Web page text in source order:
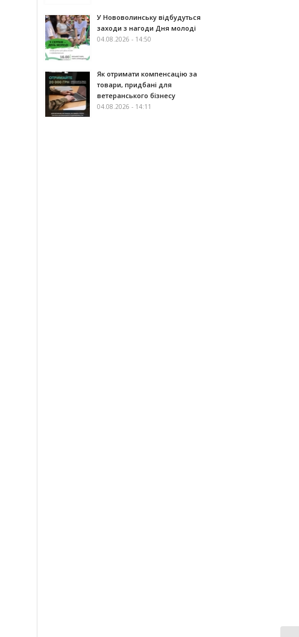
У Нововолинську відбудуться
заходи з нагоди Дня молоді
04.08.2026 - 14:50
Як отримати компенсацію за
товари, придбані для
ветеранського бізнесу
04.08.2026 - 14:11